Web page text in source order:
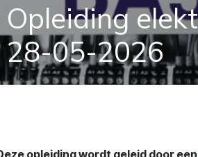
Opleiding
28-05-2026
opleiding wordt geleid door